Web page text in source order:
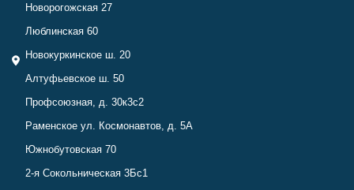
Новорогожская 27
Люблинская 60
Новокуркинское ш. 20
Алтуфьевское ш. 50
Профсоюзная, д. 30к3с2
Раменское ул. Космонавтов, д. 5А
Южнобутовская 70
2-я Сокольническая 3Бс1